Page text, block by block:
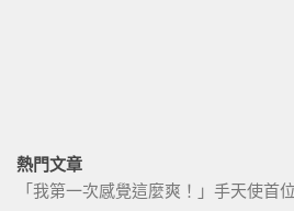
熱門文章
「我第一次感覺這麼爽！」手天使首